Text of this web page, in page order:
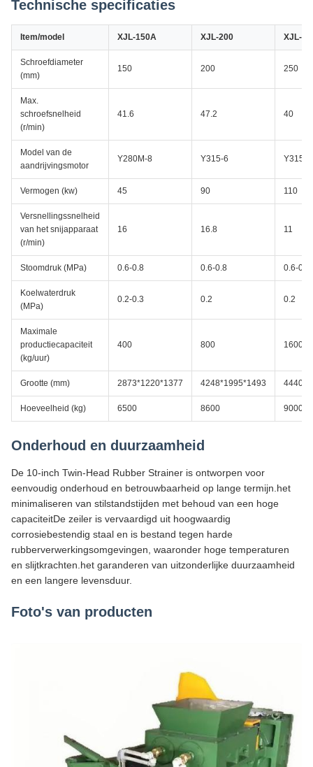
Technische specificaties
Item/model XJL-150A XJL-200 XJL-
Schroefdiameter
(mm)
150 200 250
Max.
schroefsnelheid
(r/min)
41.6 47.2 40
Model van de
aandrijvingsmotor
Y280M-8 Y315-6
Vermogen (kw) 45 90 110
Versnellingssnelheid
van het snijapparaat
(r/min)
16 16.8 11
Stoomdruk (MPa) 0.6-0.8 0.6-0.8 0.6-0.8
Koelwaterdruk
(MPa)
0.2-0.3 0.2 0.2
Maximale
productiecapaciteit
(kg/uur)
400 800 1600
Grootte (mm) 2873*1220*1377 4248*1995*1493
Hoeveelheid (kg) 6500 8600 9000
Onderhoud en duurzaamheid
De 10-inch Twin-Head Rubber Strainer is ontworpen voor
eenvoudig onderhoud en betrouwbaarheid op lange termijn.het
minimaliseren van stilstandstijden met behoud van een hoge
capaciteitDe zeiler is vervaardigd uit hoogwaardig
corrosiebestendig staal en is bestand tegen harde
rubberverwerkingsomgevingen, waaronder hoge temperaturen
en slijtkrachten.het garanderen van uitzonderlijke duurzaamheid
en een langere levensduur.
Foto's van producten